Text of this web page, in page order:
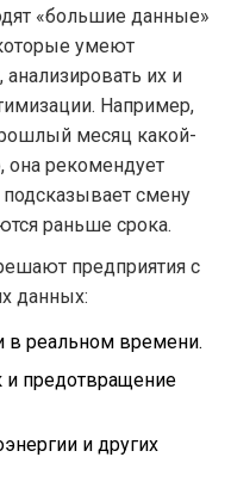
«большие данные»
умеют
их и
Например,
месяц какой-
она рекомендует
смену
раньше срока.
предприятия с
данных:
в реальном времени.
предотвращение
и других